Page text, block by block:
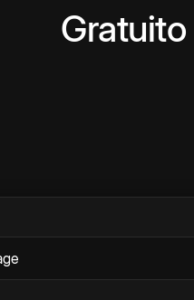
Gratuito